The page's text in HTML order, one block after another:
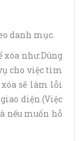
danh mục.
như:Dùng
cho việc tìm
sẽ làm lỗi
diện.(Việc
nếu muốn hỗ